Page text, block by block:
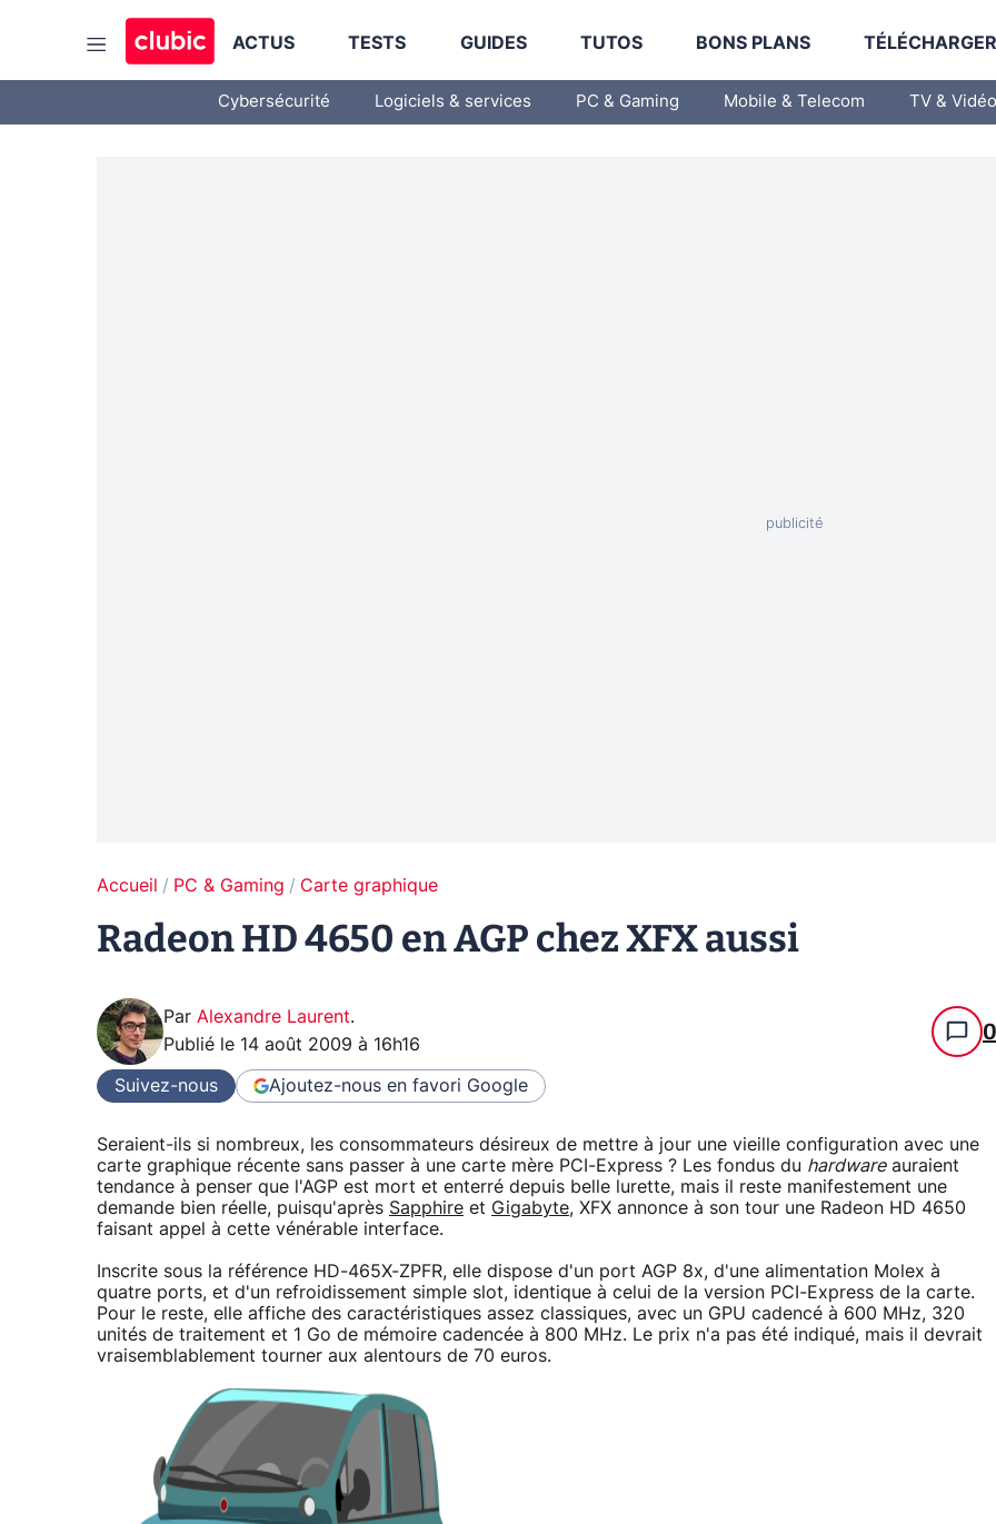
ACTUS TESTS GUIDES TUTOS BONS PLANS
Cybersécurité Logiciels & services PC & Gaming Mobile & Telecom TV & Vidéo
Accueil PC & Gaming Carte graphique
Radeon HD 4650 en AGP chez XFX aussi
Par Alexandre Laurent.
Publié le 14 août 2009 à 16h16 0
Suivez-nous Ajoutez-nous en favori Google
Seraient-ils si nombreux, les consommateurs désireux de mettre à jour une vieille configuration avec une
carte graphique récente sans passer à une carte mère PCI-Express ? Les fondus du hardwareauraient
tendance à penser que l'AGP est mort et enterré depuis belle lurette, mais il reste manifestement une
demande bien réelle, puisqu'après Sapphire et Gigabyte, XFX annonce à son tour une Radeon HD 4650
faisant appel à cette vénérable interface.
Inscrite sous la référence HD-465X-ZPFR, elle dispose d'un port AGP 8x, d'une alimentation Molex à
quatre ports, et d'un refroidissement simple slot, identique à celui de la version PCI-Express de la carte.
Pour le reste, elle affiche des caractéristiques assez classiques, avec un GPU cadencé à 600 MHz, 320
unités de traitement et 1 Go de mémoire cadencée à 800 MHz. Le prix n'a pas été indiqué, mais il devrait
vraisemblablement tourner aux alentours de 70 euros.